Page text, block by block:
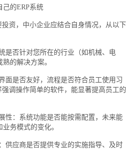
的ERP系统
资，中小企业应结合自身情况，从以下
否针对您所在的行业（如机械、电
的解决方案。
是否友好，流程是否符合员工使用习
调操作简单的软件，能显著提高员工的
：系统功能是否能按需配置，未来能
务模式的变化。
应商是否提供专业的实施指导、及时